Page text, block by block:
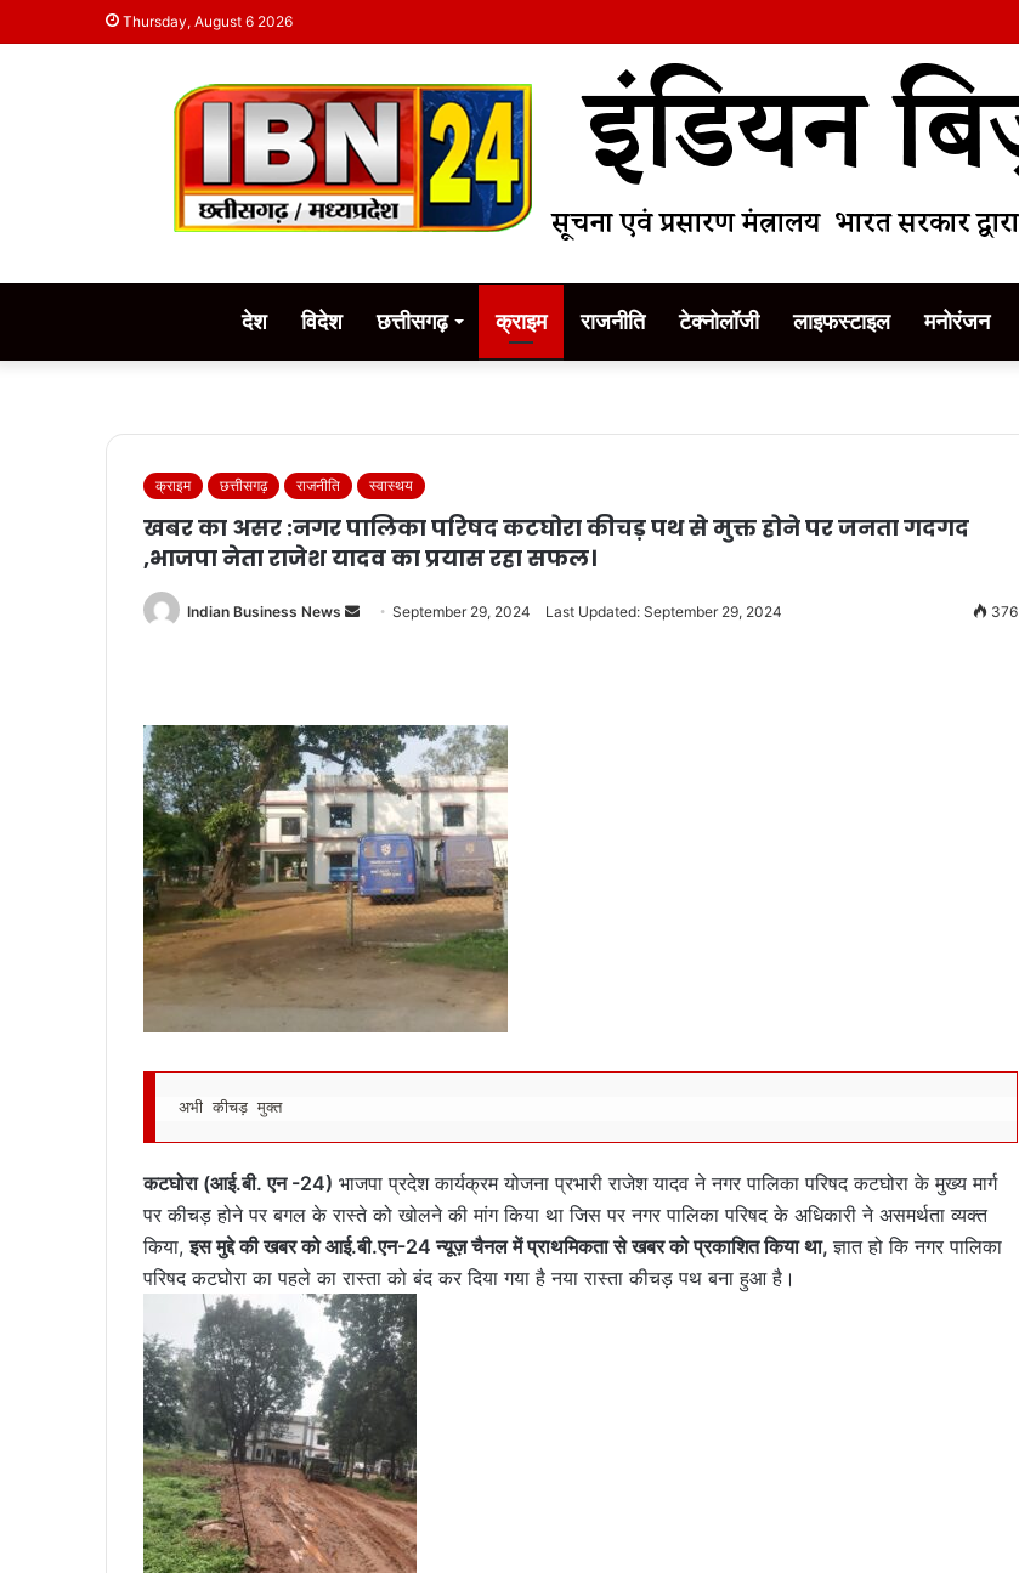
Thursday, August 6 2026
देश विदेश छत्तीसगढ़ क्राइम राजनीति टेक्नोलॉजी लाइफस्टाइल मनोरंजन
क्राइम छत्तीसगढ़ राजनीति स्वास्थय
खबर का असर :नगर पालिका परिषद कटघोरा कीचड़ पथ से मुक्त होने पर जनता गदगद
,भाजपा नेता राजेश यादव का प्रयास रहा सफल।
Indian Business News
SendSeptember 29, 2024 Last Updated: September 29, 2024 376
अभी कीचड़ मुक्त
कटघोरा (आई.बी. एन -24) भाजपा प्रदेश कार्यक्रम योजना प्रभारी राजेश यादव ने नगर पालिका परिषद कटघोरा के मुख्य मार्ग
पर कीचड़ होने पर बगल के रास्ते को खोलने की मांग किया था जिस पर नगर पालिका परिषद के अधिकारी ने असमर्थता व्यक्त
किया,इस मुद्दे की खबर को आई.बी.एन-24 न्यूज़ चैनल में प्राथमिकता से खबर को प्रकाशित किया था,ज्ञात हो कि नगर पालिका
परिषद कटघोरा का पहले का रास्ता को बंद कर दिया गया है नया रास्ता कीचड़ पथ बना हुआ है।